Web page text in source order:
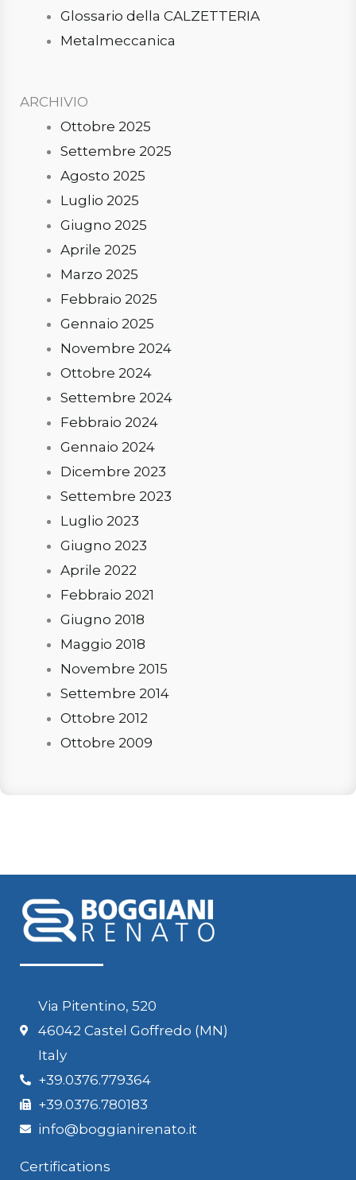
Glossario della CALZETTERIA
Metalmeccanica
ARCHIVIO
Ottobre 2025
Settembre 2025
Agosto 2025
Luglio 2025
Giugno 2025
Aprile 2025
Marzo 2025
Febbraio 2025
Gennaio 2025
Novembre 2024
Ottobre 2024
Settembre 2024
Febbraio 2024
Gennaio 2024
Dicembre 2023
Settembre 2023
Luglio 2023
Giugno 2023
Aprile 2022
Febbraio 2021
Giugno 2018
Maggio 2018
Novembre 2015
Settembre 2014
Ottobre 2012
Ottobre 2009
Via Pitentino, 520
46042 Castel Goffredo (MN)
Italy
+39.0376.779364
+39.0376.780183
info@boggianirenato.it
Certifications